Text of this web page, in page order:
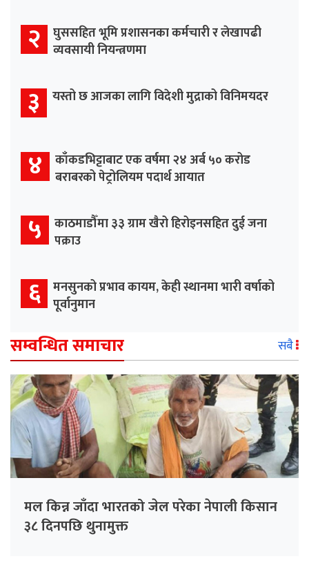
२ घुससहित भूमि प्रशासनका कर्मचारी र लेखापढी
व्यवसायी नियन्त्रणमा
३ यस्तो छ आजका लागि विदेशी मुद्राको विनिमयदर
४ काँकडभिट्टाबाट एक वर्षमा २४ अर्ब ५० करोड
बराबरको पेट्रोलियम पदार्थ आयात
५ काठमाडौँमा ३३ ग्राम खैरो हिरोइनसहित दुई जना
पक्राउ
६ मनसुनको प्रभाव कायम, केही स्थानमा भारी वर्षाको
पूर्वानुमान
सम्वन्धित समाचार सबै
मल किन्न जाँदा भारतको जेल परेका नेपाली किसान
३८ दिनपछि थुनामुक्त